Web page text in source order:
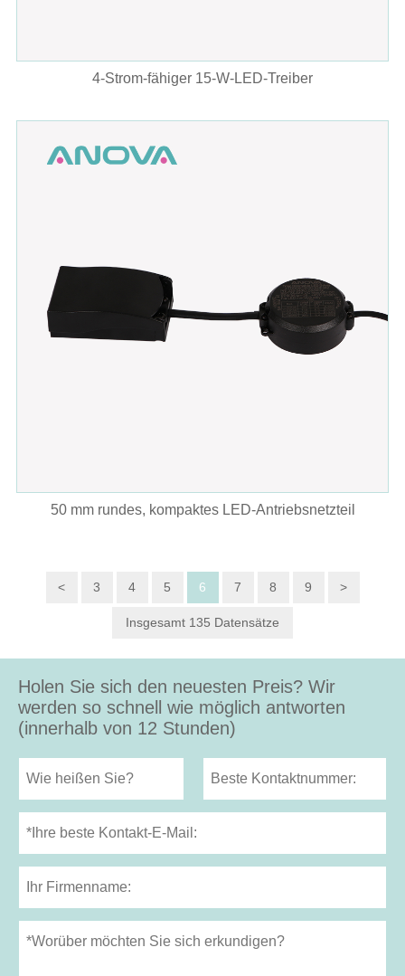
4-Strom-fähiger 15-W-LED-Treiber
50 mm rundes, kompaktes LED-Antriebsnetzteil
< 3 4 5 6 7 8 9 >
Insgesamt 135 Datensätze
Holen Sie sich den neuesten Preis? Wir
werden so schnell wie möglich antworten
(innerhalb von 12 Stunden)